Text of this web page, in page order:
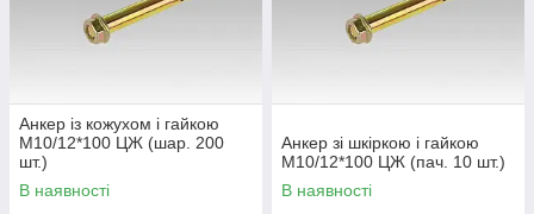
Анкер із кожухом і гайкою
М10/12*100 ЦЖ (шар. 200
шт.)
В наявності
Анкер зі шкіркою і гайкою
М10/12*100 ЦЖ (пач. 10 шт.)
В наявності